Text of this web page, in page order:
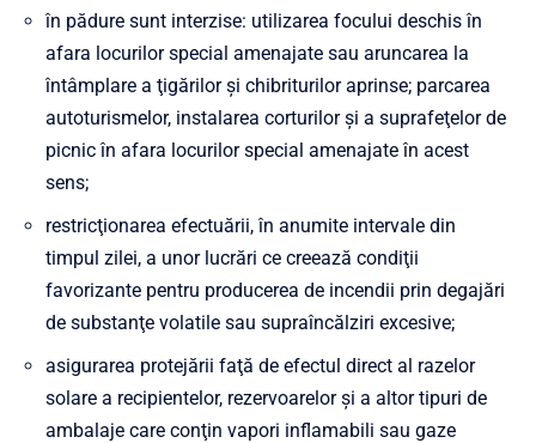
în pădure sunt interzise: utilizarea focului deschis în
afara locurilor special amenajate sau aruncarea la
întâmplare a ţigărilor şi chibriturilor aprinse; parcarea
autoturismelor, instalarea corturilor şi a suprafeţelor de
picnic în afara locurilor special amenajate în acest
sens;
restricţionarea efectuării, în anumite intervale din
timpul zilei, a unor lucrări ce creează condiţii
favorizante pentru producerea de incendii prin degajări
de substanţe volatile sau supraîncălziri excesive;
asigurarea protejării faţă de efectul direct al razelor
solare a recipientelor, rezervoarelor şi a altor tipuri de
ambalaje care conţin vapori inflamabili sau gaze